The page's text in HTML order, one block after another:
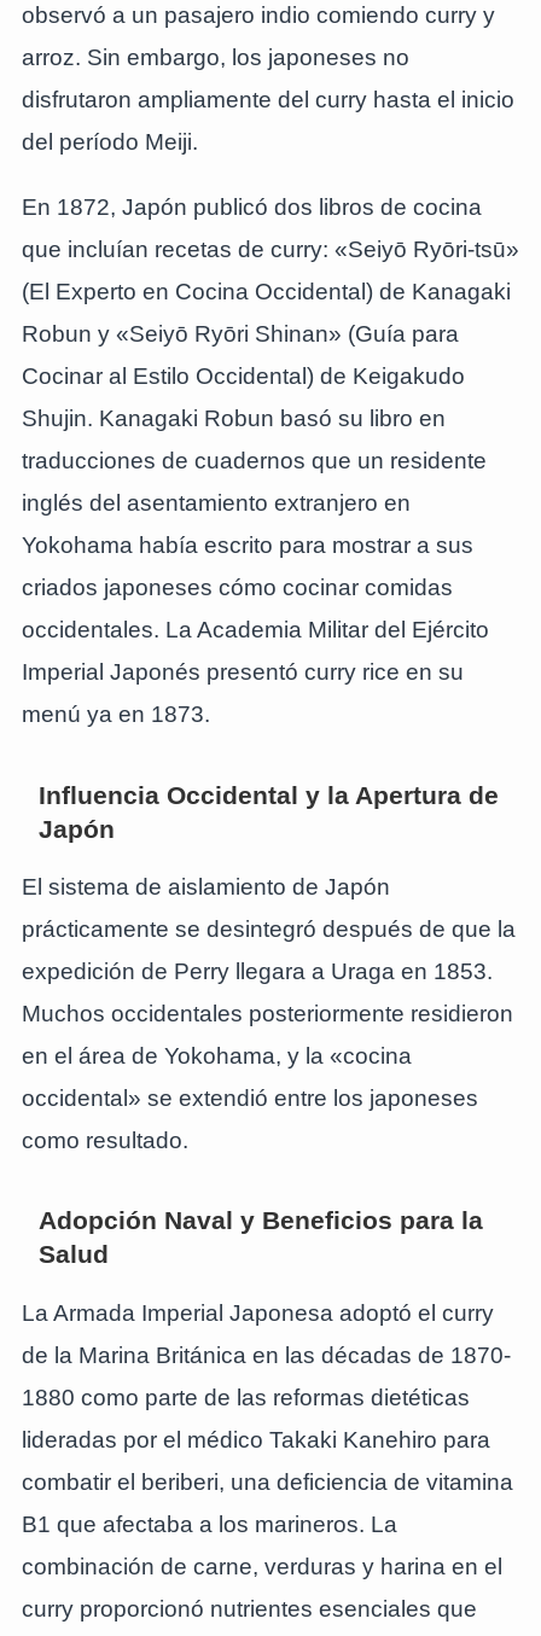
observó a un pasajero indio comiendo curry y
arroz. Sin embargo, los japoneses no
disfrutaron ampliamente del curry hasta el inicio
del período Meiji.
En 1872, Japón publicó dos libros de cocina
que incluían recetas de curry: «Seiyō Ryōri-tsū»
(El Experto en Cocina Occidental) de Kanagaki
Robun y «Seiyō Ryōri Shinan» (Guía para
Cocinar al Estilo Occidental) de Keigakudo
Shujin. Kanagaki Robun basó su libro en
traducciones de cuadernos que un residente
inglés del asentamiento extranjero en
Yokohama había escrito para mostrar a sus
criados japoneses cómo cocinar comidas
occidentales. La Academia Militar del Ejército
Imperial Japonés presentó curry rice en su
menú ya en 1873.
Influencia Occidental y la Apertura de
Japón
El sistema de aislamiento de Japón
prácticamente se desintegró después de que la
expedición de Perry llegara a Uraga en 1853.
Muchos occidentales posteriormente residieron
en el área de Yokohama, y la «cocina
occidental» se extendió entre los japoneses
como resultado.
Adopción Naval y Beneficios para la
Salud
La Armada Imperial Japonesa adoptó el curry
de la Marina Británica en las décadas de 1870-
1880 como parte de las reformas dietéticas
lideradas por el médico Takaki Kanehiro para
combatir el beriberi, una deficiencia de vitamina
B1 que afectaba a los marineros. La
combinación de carne, verduras y harina en el
curry proporcionó nutrientes esenciales que